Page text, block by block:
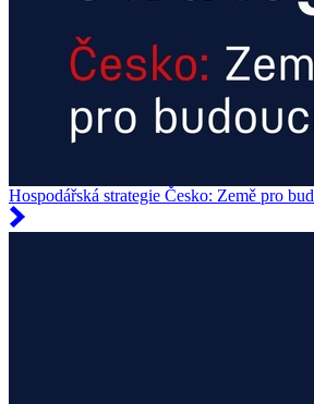
Hospodářská strategie Česko: Země pro